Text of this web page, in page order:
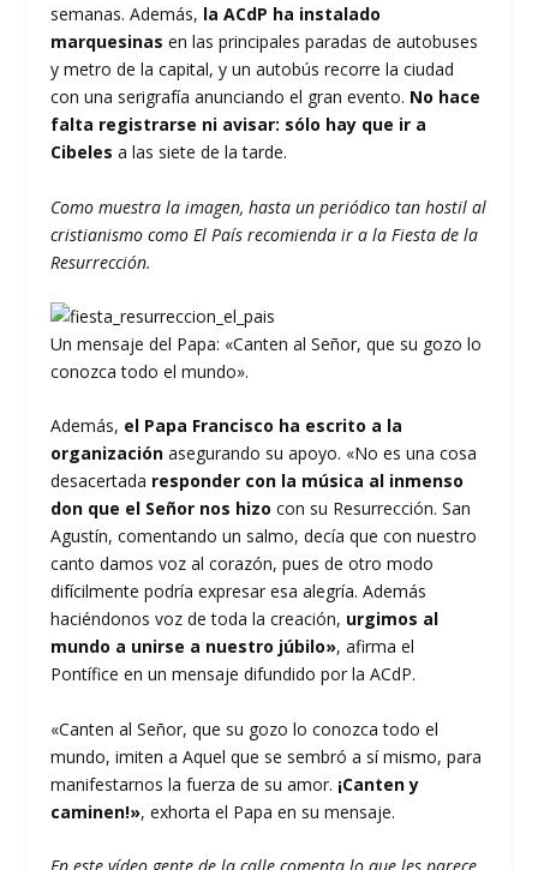
semanas. Además, la ACdP ha instalado
marquesinas en las principales paradas de autobuses
y metro de la capital, y un autobús recorre la ciudad
con una serigrafía anunciando el gran evento. No hace
falta registrarse ni avisar: sólo hay que ir a
Cibeles a las siete de la tarde.
Como muestra la imagen, hasta un periódico tan hostil al
cristianismo como El País recomienda ir a la Fiesta de la
Resurrección.
Un mensaje del Papa: «Canten al Señor, que su gozo lo
conozca todo el mundo».
Además, el Papa Francisco ha escrito a la
organización asegurando su apoyo. «No es una cosa
desacertada responder con la música al inmenso
don que el Señor nos hizo con su Resurrección. San
Agustín, comentando un salmo, decía que con nuestro
canto damos voz al corazón, pues de otro modo
difícilmente podría expresar esa alegría. Además
haciéndonos voz de toda la creación, urgimos al
mundo a unirse a nuestro júbilo», afirma el
Pontífice en un mensaje difundido por la ACdP.
«Canten al Señor, que su gozo lo conozca todo el
mundo, imiten a Aquel que se sembró a sí mismo, para
manifestarnos la fuerza de su amor. ¡Canten y
caminen!», exhorta el Papa en su mensaje.